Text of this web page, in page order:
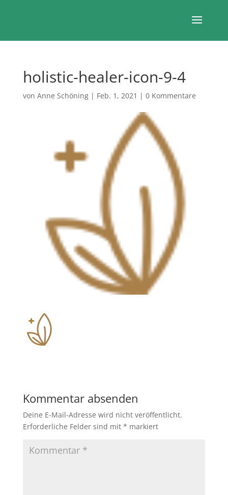
holistic-healer-icon-9-4
von Anne Schöning| Feb. 1, 2021 | 0 Kommentare
Kommentar absenden
Deine E-Mail-Adresse wird nicht veröffentlicht.
Erforderliche Felder sind mit * markiert